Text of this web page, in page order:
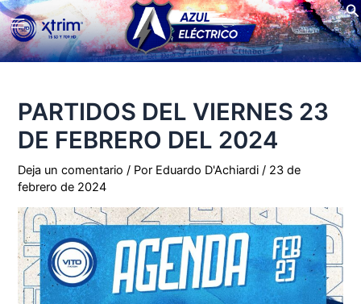
Ir
al
contenido
Main
Menu
PARTIDOS DEL VIERNES 23
DE FEBRERO DEL 2024
Deja un comentario / Por Eduardo D'Achiardi/ 23 de
febrero de 2024